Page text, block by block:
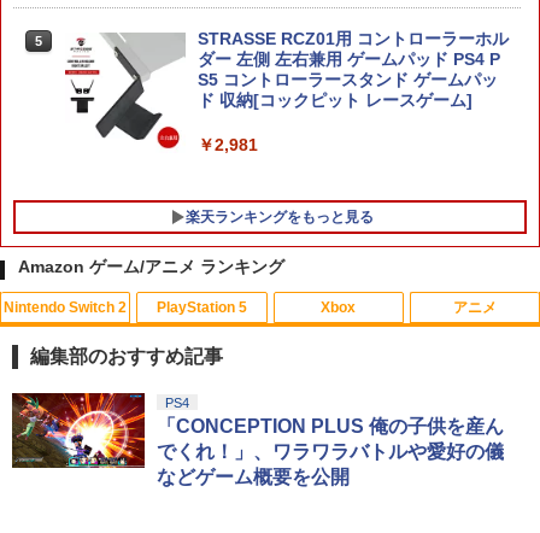
5
STRASSE RCZ01用 コントローラーホル
ダー 左側 左右兼用 ゲームパッド PS4 P
S5 コントローラースタンド ゲームパッ
ド 収納[コックピット レースゲーム]
￥2,981
楽天ランキングをもっと見る
1
CYBER ・ 高硬度ガラスパネル （ Switc
h2 用）反射防止 ＋ブルーライトカット
タイプ AGC製 強化ガラス 硬度9H 硬度9
￥1,760
1
【中古】 コクリコ坂から レンタル落ち
Blu-ray ブルーレイ / [DVD]【メール便送
料無料】
Amazon ゲーム/アニメ ランキング
Nintendo Switch 2
1
コード版
￥5,832
PlayStation 5
1
日本語専用 Console Language: Japan
ese only (CFI-2200B01)
￥55,000
Xbox
1
ラー + USB-C® ケーブル
￥8,300
アニメ
1
第三章 蛇神 (Amazon.co.jp限定オリジ
ナル三方背収納ケース付きコレクション)
(オリジナル特典:オリジナル巾着＋メー
カー特典:【坤と離】二振りの剣、十翼よ
編集部のおすすめ記事
PS4
「CONCEPTION PLUS 俺の子供を産ん
でくれ！」、ワラワラバトルや愛好の儀
などゲーム概要を公開